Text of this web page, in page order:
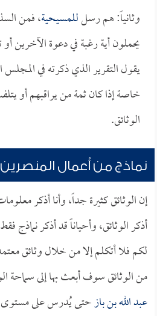
وثانياً: هم رسلللمسيحية، فمن
يحملون أية رغبة في دعوة الآخرين
يقول التقرير الذي ذكرته في
خاصة إذا كان ثمة من يراقبهم أو
الوثائق.
نماذج من أعمال المنصرين
إن الوثائق كثيرة جداً، وأنا أذكر
أذكر الوثائق، وأحياناً قد أذكر نماذج
لكم فلا أتكلم إلا من خلال وثائق
من الوثائق سوف أبعث بها إلى سماحة
عبد الله بن بازحتى يُدرس على مستوى